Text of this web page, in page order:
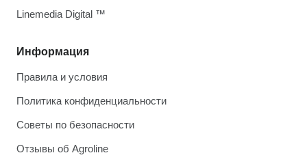
Информация
Правила и условия
Политика конфиденциальности
Советы по безопасности
Отзывы об Agroline
Linemedia Digital ™